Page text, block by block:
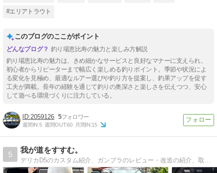
#エリアトラウト
このブログのここがポイント
釣り場恵比寿の魅力と楽しみ方解説
釣り場恵比寿の魅力は、きめ細かなサービスと良好なマナーに支えられ、
初心者からリピーターまで幅広く楽しめる釣りポイント。季節や状況によ
る変化を見極め、最適なルアー選びや釣り方を提案し、釣果アップを促す
工夫が満載。長年の経験を通じて釣りの奥深さと楽しさを伝えつつ、安心
して遊べる環境づくりに注力している。
2059126 5
週間IN:5 週間OUT:60 月間IN:15
5
我が道をすすむ。
デリカD5のカスタム紹介、ガンプラのレビュー・改造の紹介、取り寄せグルメ・スイーツも載せてます。